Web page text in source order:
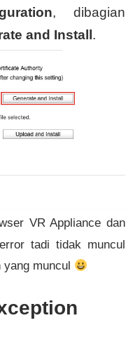
, dibagian
and Install .
VR Appliance dan
tadi tidak muncul
muncul